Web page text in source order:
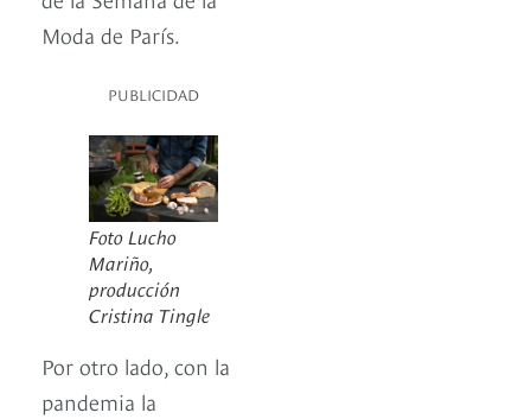
Moda de París.
PUBLICIDAD
Foto Lucho
Mariño,
producción
Cristina Tingle
Por otro lado, con la
pandemia la